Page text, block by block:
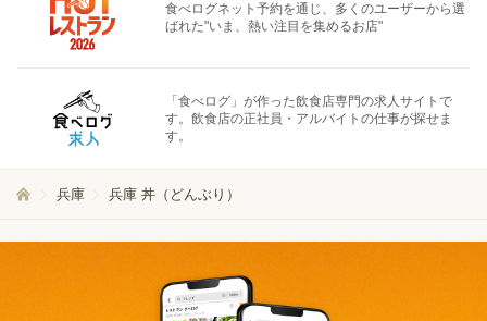
食べログネット予約を通じ、多くのユーザーから選
ばれた"いま、熱い注目を集めるお店"
「食べログ」が作った飲食店専門の求人サイトで
す。飲食店の正社員・アルバイトの仕事が探せま
す。
兵庫 兵庫 丼（どんぶり）